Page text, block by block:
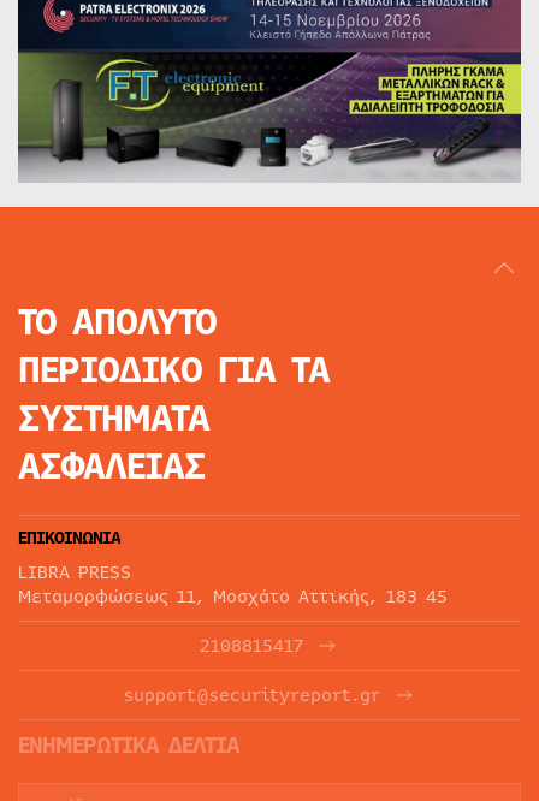
ΤΟ ΑΠΟΛΥΤΟ
ΠΕΡΙΟΔΙΚΟ ΓΙΑ ΤΑ
ΣΥΣΤΗΜΑΤΑ
ΑΣΦΑΛΕΙΑΣ
ΕΠΙΚΟΙΝΩΝΙΑ
LIBRA PRESS
Μεταμορφώσεως 11, Μοσχάτο Αττικής, 183 45
2108815417
support@securityreport.gr
ΕΝΗΜΕΡΩΤΙΚΑ ΔΕΛΤΙΑ